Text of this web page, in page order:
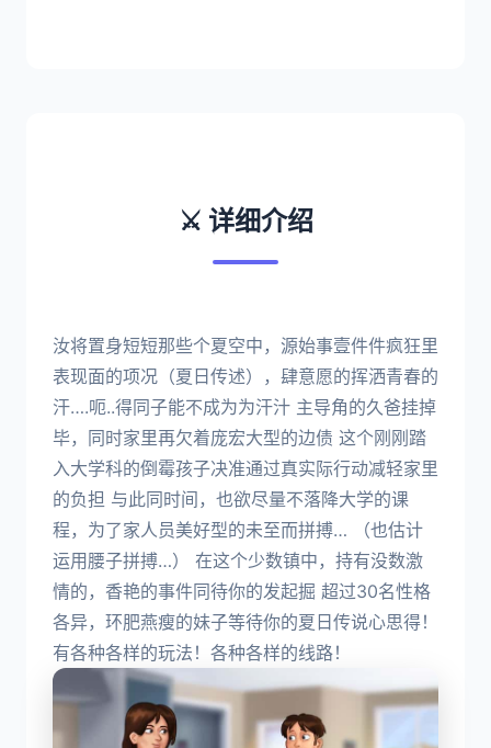
⚔️ 详细介绍
汝将置身短短那些个夏空中，源始事壹件件疯狂里
表现面的项况（夏日传述），肆意愿的挥洒青春的
汗….呃..得同子能不成为为汗汁 主导角的久爸挂掉
毕，同时家里再欠着庞宏大型的边债 这个刚刚踏
入大学科的倒霉孩子决准通过真实际行动减轻家里
的负担 与此同时间，也欲尽量不落降大学的课
程，为了家人员美好型的未至而拼搏… （也估计
运用腰子拼搏…） 在这个少数镇中，持有没数激
情的，香艳的事件同待你的发起掘 超过30名性格
各异，环肥燕瘦的妹子等待你的夏日传说心思得！
有各种各样的玩法！各种各样的线路！